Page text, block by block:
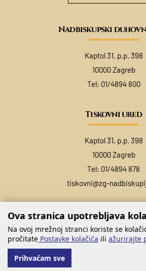
Nadbiskupski
Kaptol 31, p.p. 398
10000 Zagreb
Tel: 01/4894 800
Tiskovni ured
Kaptol 31, p.p. 398
10000 Zagreb
Tel: 01/4894 878
tiskovni@zg-
Ova stranica upotrebljava
Na ovoj mrežnoj stranci koriste se
pročitate Postavke kolačića ili ažurirajte
Prihvaćam sve